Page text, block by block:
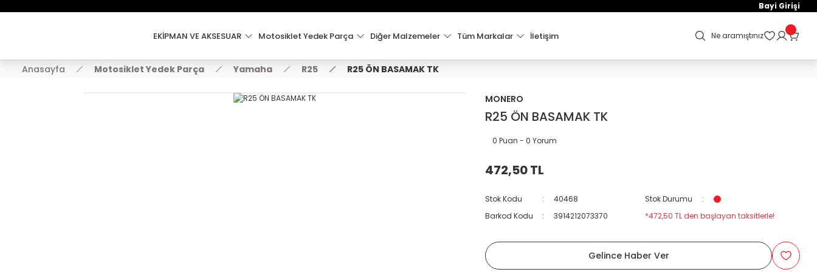
2000 TL VE ÜZERİ KARGO ÜCRETSİZ !
Bayi Girişi
EKİPMAN VE AKSESUAR Motosiklet Yedek Parça Diğer Malzemeler Tüm Markalar İletişim Ne aramıştınız
Anasayfa Motosiklet Yedek Parça Yamaha R25 R25 ÖN BASAMAK TK
MONERO
R25 ÖN BASAMAK TK
0 Puan - 0 Yorum
472,50 TL
Stok Kodu 40468
Stok Durumu
Barkod Kodu
3914212073370 *472,50 TL den başlayan taksitlerle!
Gelince Haber Ver